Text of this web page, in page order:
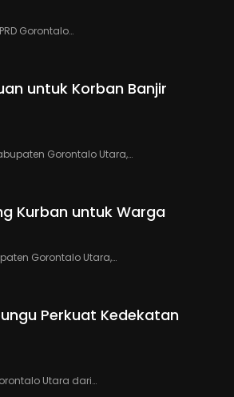
Gorontalo…
untuk Korban Banjir
Gorontalo Utara,…
Kurban untuk Warga
Gorontalo Utara,…
Perkuat Kedekatan
Utara dari…